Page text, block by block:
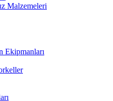
Malzemeleri
Ekipmanları